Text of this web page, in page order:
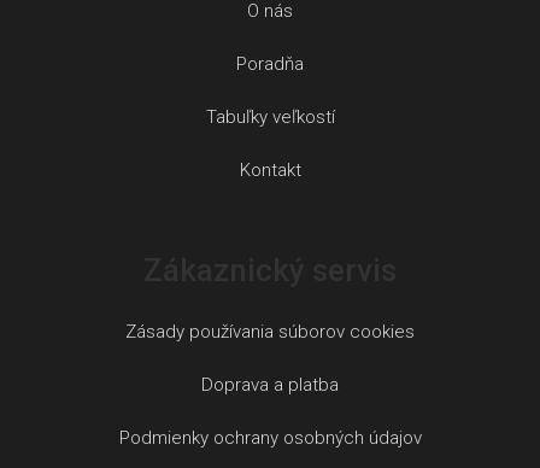
O nás
Poradňa
Tabuľky veľkostí
Kontakt
Zásady používania súborov cookies
Doprava a platba
Podmienky ochrany osobných údajov